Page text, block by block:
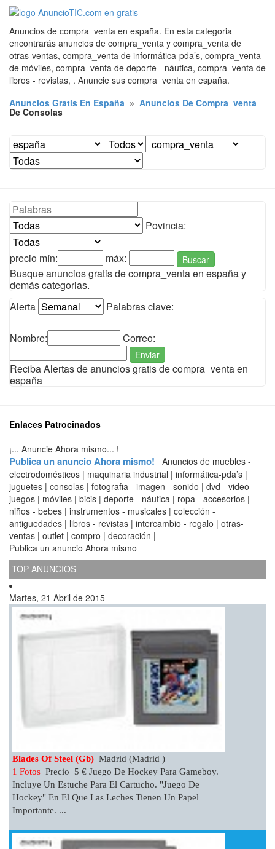
Anuncios de compra_venta en españa. En esta categoria
encontrarás anuncios de compra_venta y compra_venta de
otras-ventas, compra_venta de informática-pda’s, compra_venta
de móviles, compra_venta de deporte - náutica, compra_venta de
libros - revistas, . Anuncie sus compra_venta en españa.
Anuncios Gratis En España » Anuncios De Compra_venta
De Consolas
Povincia:
precio mín: máx: Buscar
Busque anuncios gratis de compra_venta en españa y
demás categorias.
Alerta
Palabras clave:
Nombre: Correo:
Enviar
Reciba Alertas de anuncios gratis de compra_venta en
españa
Enlaces Patrocinados
¡... Anuncie Ahora mismo... !
Publica un anuncio Ahora mismo! Anuncios de muebles -
electrodomésticos | maquinaria industrial | informática-pda’s |
juguetes | consolas | fotografia - imagen - sonido | dvd - video
juegos | móviles | bicis | deporte - náutica | ropa - accesorios |
niños - bebes | instrumentos - musicales | colección -
antiguedades | libros - revistas | intercambio - regalo | otras-
ventas | outlet | compro | decoración |
Publica un anuncio Ahora mismo
TOP ANUNCIOS
Martes, 21 Abril de 2015
Blades Of Steel (gb) Madrid (Madrid )
1 Fotos Precio 5 € Juego De Hockey Para Gameboy.
Incluye Un Estuche Para El Cartucho. "Juego De
Hockey" En El Que Las Leches Tienen Un Papel
Importante. ...